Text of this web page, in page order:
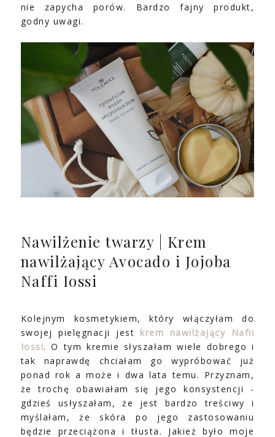
nie zapycha porów. Bardzo fajny produkt,
godny uwagi.
Nawilżenie twarzy | Krem
nawilżający Avocado i Jojoba
Naffi Iossi
Kolejnym kosmetykiem, który włączyłam do
swojej pielęgnacji jest krem nawilżający Nafii
Iossi. O tym kremie słyszałam wiele dobrego i
tak naprawdę chciałam go wypróbować już
ponad rok a może i dwa lata temu. Przyznam,
że trochę obawiałam się jego konsystencji -
gdzieś usłyszałam, że jest bardzo treściwy i
myślałam, że skóra po jego zastosowaniu
będzie przeciążona i tłusta. Jakież było moje